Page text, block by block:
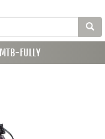
MTB-FULLY